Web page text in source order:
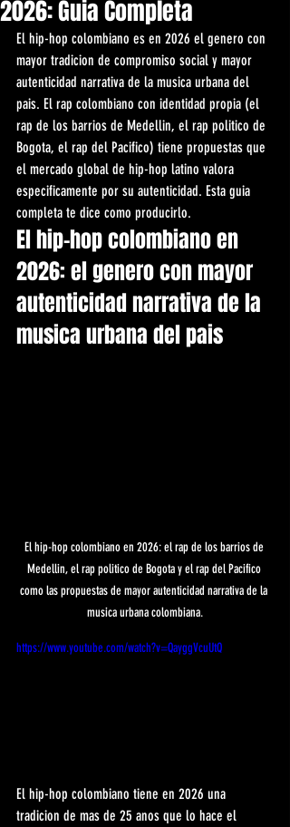
2026: Guia Completa
El hip-hop colombiano es en 2026 el genero con
mayor tradicion de compromiso social y mayor
autenticidad narrativa de la musica urbana del
pais. El rap colombiano con identidad propia (el
rap de los barrios de Medellin, el rap politico de
Bogota, el rap del Pacifico) tiene propuestas que
el mercado global de hip-hop latino valora
especificamente por su autenticidad. Esta guia
completa te dice como producirlo.
El hip-hop colombiano en
2026: el genero con mayor
autenticidad narrativa de la
musica urbana del pais
El hip-hop colombiano en 2026: el rap de los barrios de
Medellin, el rap politico de Bogota y el rap del Pacifico
como las propuestas de mayor autenticidad narrativa de la
musica urbana colombiana.
https://www.youtube.com/watch?v=QayggVcuUtQ
El hip-hop colombiano tiene en 2026 una
tradicion de mas de 25 anos que lo hace el